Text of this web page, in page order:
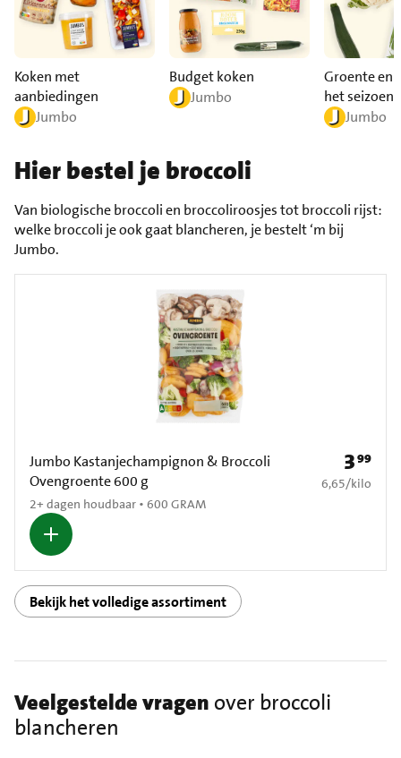
Koken met
aanbiedingen
Jumbo
Budget koken
Jumbo
Groente en
het seizoen
Jumbo
Hier bestel je broccoli
Van biologische broccoli en broccoliroosjes tot broccoli rijst:
welke broccoli je ook gaat blancheren, je bestelt ‘m bij
Jumbo.
Jumbo Kastanjechampignon & Broccoli
Ovengroente 600 g
2+ dagen houdbaar • 600 GRAM
Prijs: €
399
€ 6,65 per kilo
6,65/kilo
Bekijk het volledige assortiment
Veelgestelde vragen over broccoli
blancheren